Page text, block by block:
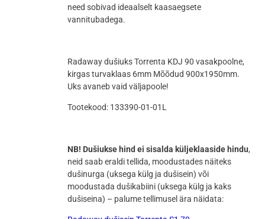
need sobivad ideaalselt kaasaegsete
vannitubadega.
Radaway dušiuks Torrenta KDJ 90 vasakpoolne,
kirgas turvaklaas 6mm Mõõdud 900x1950mm.
Uks avaneb vaid väljapoole!
Tootekood: 133390-01-01L
NB! Dušiukse hind ei sisalda küljeklaaside hindu,
neid saab eraldi tellida, moodustades näiteks
dušinurga (uksega külg ja dušisein) või
moodustada dušikabiini (uksega külg ja kaks
dušiseina) – palume tellimusel ära näidata: